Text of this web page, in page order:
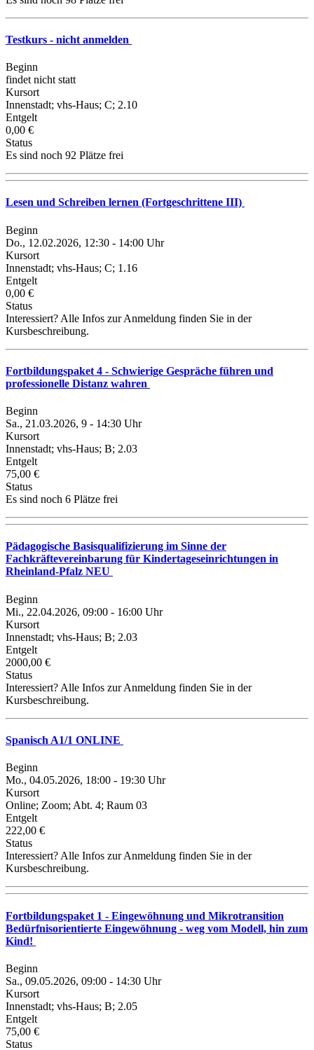
Testkurs - nicht anmelden
Beginn
findet nicht statt
Kursort
Innenstadt; vhs-Haus; C; 2.10
Entgelt
0,00 €
Status
Es sind noch 92 Plätze frei
Lesen und Schreiben lernen (Fortgeschrittene III)
Beginn
Do., 12.02.2026, 12:30 - 14:00 Uhr
Kursort
Innenstadt; vhs-Haus; C; 1.16
Entgelt
0,00 €
Status
Interessiert? Alle Infos zur Anmeldung finden Sie in der
Kursbeschreibung.
Fortbildungspaket 4 - Schwierige Gespräche führen und
professionelle Distanz wahren
Beginn
Sa., 21.03.2026, 9 - 14:30 Uhr
Kursort
Innenstadt; vhs-Haus; B; 2.03
Entgelt
75,00 €
Status
Es sind noch 6 Plätze frei
Pädagogische Basisqualifizierung im Sinne der
Fachkräftevereinbarung für Kindertageseinrichtungen in
Rheinland-Pfalz NEU
Beginn
Mi., 22.04.2026, 09:00 - 16:00 Uhr
Kursort
Innenstadt; vhs-Haus; B; 2.03
Entgelt
2000,00 €
Status
Interessiert? Alle Infos zur Anmeldung finden Sie in der
Kursbeschreibung.
Spanisch A1/1 ONLINE
Beginn
Mo., 04.05.2026, 18:00 - 19:30 Uhr
Kursort
Online; Zoom; Abt. 4; Raum 03
Entgelt
222,00 €
Status
Interessiert? Alle Infos zur Anmeldung finden Sie in der
Kursbeschreibung.
Fortbildungspaket 1 - Eingewöhnung und Mikrotransition
Bedürfnisorientierte Eingewöhnung - weg vom Modell, hin zum
Kind!
Beginn
Sa., 09.05.2026, 09:00 - 14:30 Uhr
Kursort
Innenstadt; vhs-Haus; B; 2.05
Entgelt
75,00 €
Status